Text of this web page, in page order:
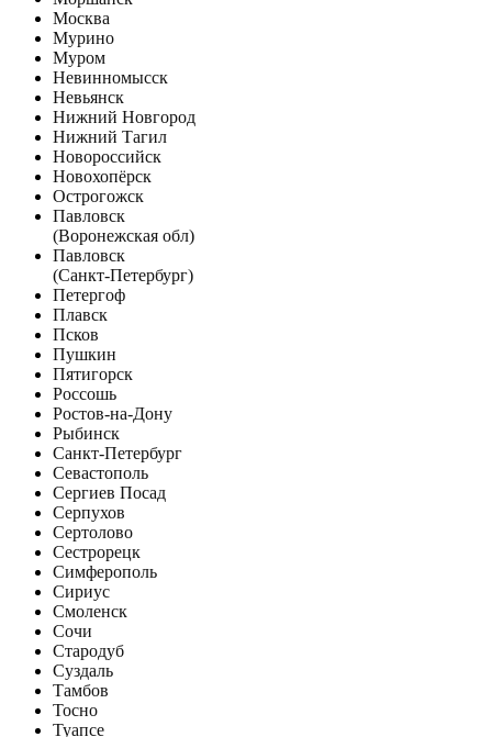
Москва
Мурино
Муром
Невинномысск
Невьянск
Нижний Новгород
Нижний Тагил
Новороссийск
Новохопёрск
Острогожск
Павловск
(Воронежская обл)
Павловск
(Санкт-Петербург)
Петергоф
Плавск
Псков
Пушкин
Пятигорск
Россошь
Ростов-на-Дону
Рыбинск
Санкт-Петербург
Севастополь
Сергиев Посад
Серпухов
Сертолово
Сестрорецк
Симферополь
Сириус
Смоленск
Сочи
Стародуб
Суздаль
Тамбов
Тосно
Туапсе